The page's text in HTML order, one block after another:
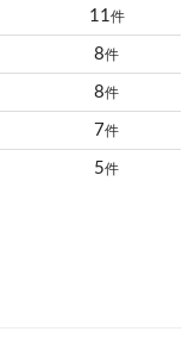
11 件
8件
8件
7件
5件